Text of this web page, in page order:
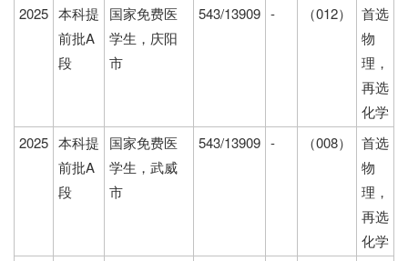
2025 本科提
前批A
段
国家免费医
学生，庆阳
市
543/13909 - （012）
首选
物
理，
再选
化学
2025 本科提
前批A
段
国家免费医
学生，武威
市
543/13909 - （008）
首选
物
理，
再选
化学